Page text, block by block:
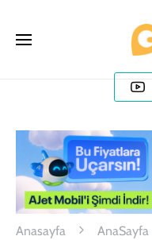
Anasayfa AnaSayfa